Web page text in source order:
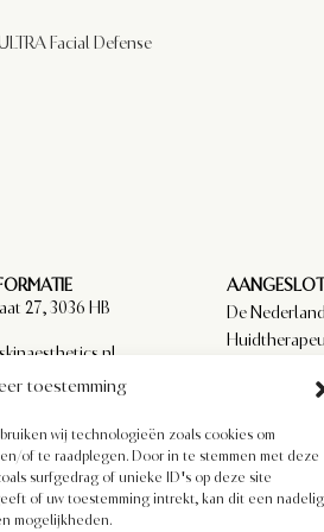
toestemming
wij technologieën zoals cookies om
of te raadplegen. Door in te stemmen met deze
surfgedrag of unieke ID's op deze site
of uw toestemming intrekt, kan dit een
mogelijkheden.
Facial Defense
27, 3036 HB
De
Paramedici.